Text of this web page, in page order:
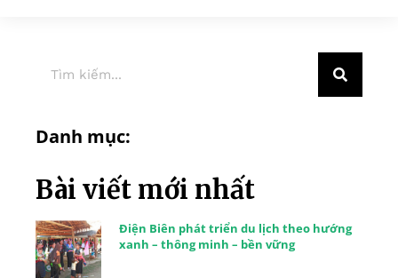
Danh mục:
Bài viết mới nhất
Điện Biên phát triển du lịch theo hướng
xanh – thông minh – bền vững